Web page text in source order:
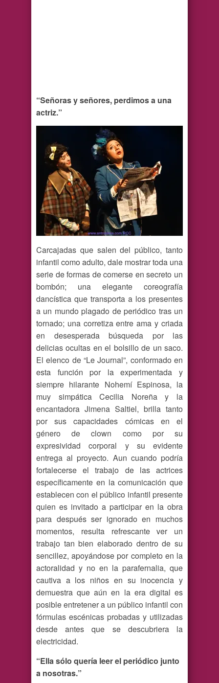
“Señoras y señores, perdimos a una
actriz.”
Carcajadas que salen del público, tanto
infantil como adulto, dale mostrar toda una
serie de formas de comerse en secreto un
bombón; una elegante coreografía
dancística que transporta a los presentes
a un mundo plagado de periódico tras un
tornado; una corretiza entre ama y criada
en desesperada búsqueda por las
delicias ocultas en el bolsillo de un saco.
El elenco de “Le Journal”, conformado en
esta función por la experimentada y
siempre hilarante Nohemí Espinosa, la
muy simpática Cecilia Noreña y la
encantadora Jimena Saltiel, brilla tanto
por sus capacidades cómicas en el
género de clown como por su
expresividad corporal y su evidente
entrega al proyecto. Aun cuando podría
fortalecerse el trabajo de las actrices
específicamente en la comunicación que
establecen con el público infantil presente
quien es invitado a participar en la obra
para después ser ignorado en muchos
momentos, resulta refrescante ver un
trabajo tan bien elaborado dentro de su
sencillez, apoyándose por completo en la
actoralidad y no en la parafernalia, que
cautiva a los niños en su inocencia y
demuestra que aún en la era digital es
posible entretener a un público infantil con
fórmulas escénicas probadas y utilizadas
desde antes que se descubriera la
electricidad.
“Ella sólo quería leer el periódico junto
a nosotras.”